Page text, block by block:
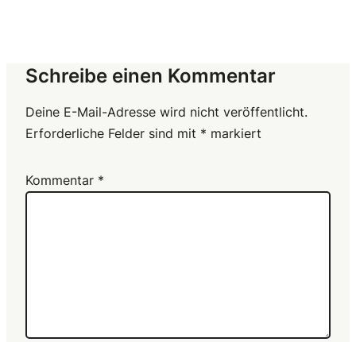
Schreibe einen Kommentar
Deine E-Mail-Adresse wird nicht veröffentlicht.
Erforderliche Felder sind mit * markiert
Kommentar *